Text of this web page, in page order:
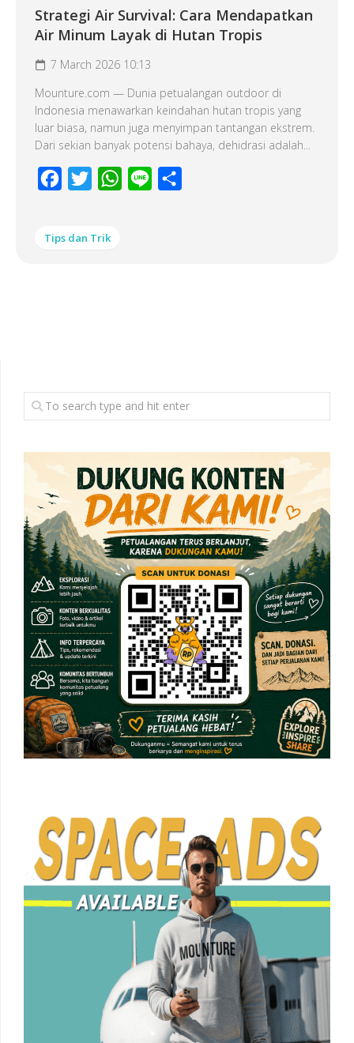
Strategi Air Survival: Cara Mendapatkan
Air Minum Layak di Hutan Tropis
7 March 2026 10:13
Mounture.com — Dunia petualangan outdoor di
Indonesia menawarkan keindahan hutan tropis yang
luar biasa, namun juga menyimpan tantangan ekstrem.
Dari sekian banyak potensi bahaya, dehidrasi adalah...
Facebook
Twitter WhatsApp
Line
Tips dan Trik